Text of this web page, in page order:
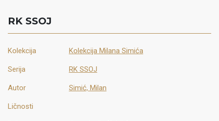
RK SSOJ
Kolekcija Kolekcija Milana Simića
Serija RK SSOJ
Autor Simić, Milan
Ličnosti